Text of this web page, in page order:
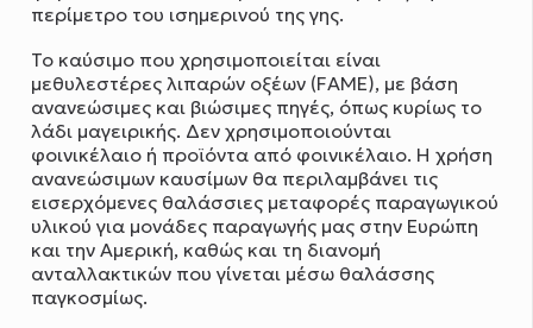
περίμετρο του ισημερινού της γης.
Το καύσιμο που χρησιμοποιείται είναι
μεθυλεστέρες λιπαρών οξέων (FAME), με βάση
ανανεώσιμες και βιώσιμες πηγές, όπως κυρίως το
λάδι μαγειρικής. Δεν χρησιμοποιούνται
φοινικέλαιο ή προϊόντα από φοινικέλαιο. Η χρήση
ανανεώσιμων καυσίμων θα περιλαμβάνει τις
εισερχόμενες θαλάσσιες μεταφορές παραγωγικού
υλικού για μονάδες παραγωγής μας στην Ευρώπη
και την Αμερική, καθώς και τη διανομή
ανταλλακτικών που γίνεται μέσω θαλάσσης
παγκοσμίως.